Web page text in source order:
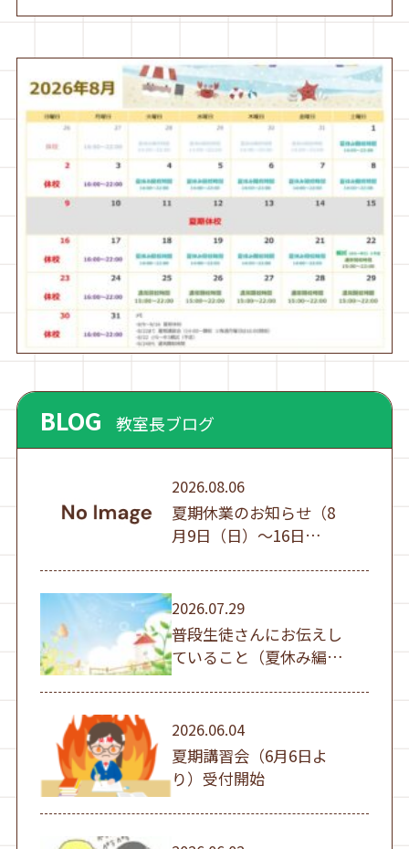
BLOG 教室長ブログ
2026.08.06
夏期休業のお知らせ（8
月9日（日）～16日
2026.07.29
普段生徒さんにお伝えし
ていること（夏休み編
①）
2026.06.04
夏期講習会（6月6日よ
り）受付開始